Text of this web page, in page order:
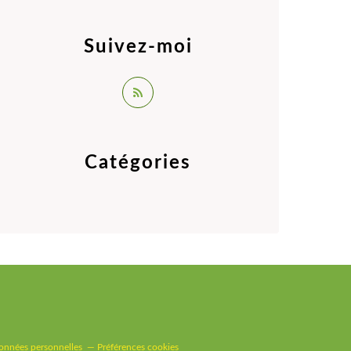
Catégories
Suivez-moi
personnelles Préférences cookies